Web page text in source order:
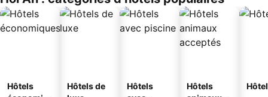
s
Hôtels
Hôtels de
Hôtels
Hôtels